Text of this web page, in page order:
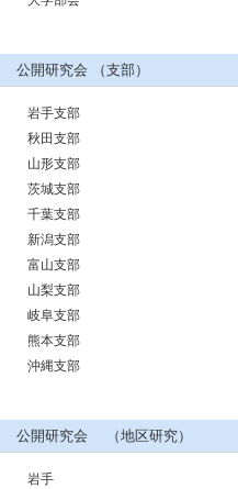
公開研究会 （支部）
岩手支部
秋田支部
山形支部
茨城支部
千葉支部
新潟支部
富山支部
山梨支部
岐阜支部
熊本支部
沖縄支部
公開研究会 （地区研究）
岩手